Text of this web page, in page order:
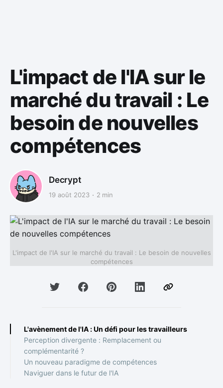
L'impact de l'IA sur le
marché du travail : Le
besoin de nouvelles
compétences
Decrypt
19 août 2023 2 min
L'impact de l'IA sur le marché du travail : Le besoin de nouvelles
compétences
L'avènement de l'IA : Un défi pour les travailleurs
Perception divergente : Remplacement ou
complémentarité ?
Un nouveau paradigme de compétences
Naviguer dans le futur de l'IA